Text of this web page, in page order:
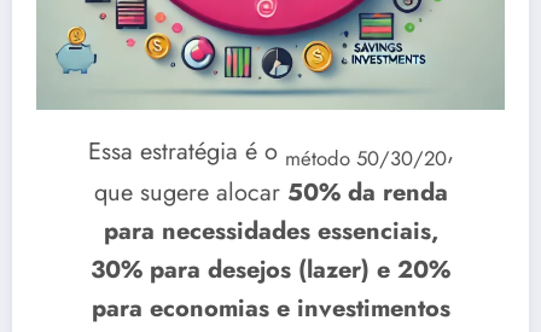
Essa estratégia é o método 50/30/20,
que sugere alocar 50% da renda
para necessidades essenciais,
30% para desejos (lazer) e 20%
para economias e investimentos